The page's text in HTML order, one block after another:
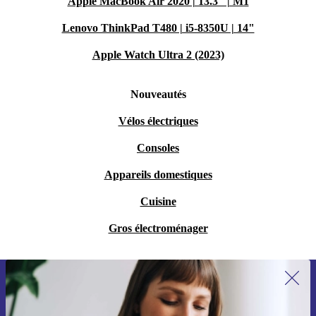
Lenovo ThinkPad T480 | i5-8350U | 14"
Apple Watch Ultra 2 (2023)
Nouveautés
Vélos électriques
Consoles
Appareils domestiques
Cuisine
Gros électroménager
Recevoir offres et infos de refurbed
par mail